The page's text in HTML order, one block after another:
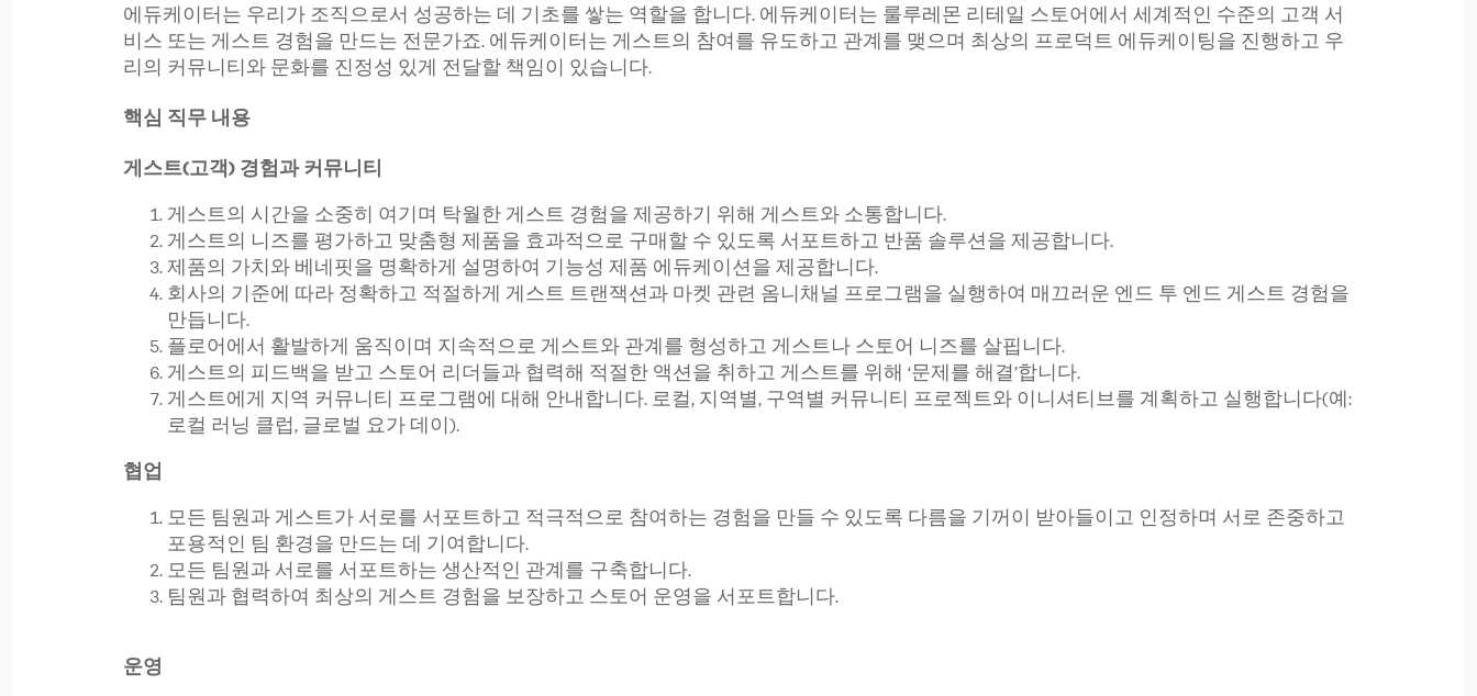
에듀케이터는 우리가 조직으로서 성공하는 데 기초를 쌓는 역할을 합니다. 에듀케이터는 룰루레몬 리테일 스토어에서 세계적인 수준의 고객 서
비스 또는 게스트 경험을 만드는 전문가죠. 에듀케이터는 게스트의 참여를 유도하고 관계를 맺으며 최상의 프로덕트 에듀케이팅을 진행하고 우
리의 커뮤니티와 문화를 진정성 있게 전달할 책임이 있습니다.
핵심 직무 내용
게스트(고객) 경험과 커뮤니티
게스트의 시간을 소중히 여기며 탁월한 게스트 경험을 제공하기 위해 게스트와 소통합니다.
게스트의 니즈를 평가하고 맞춤형 제품을 효과적으로 구매할 수 있도록 서포트하고 반품 솔루션을 제공합니다.
제품의 가치와 베네핏을 명확하게 설명하여 기능성 제품 에듀케이션을 제공합니다.
회사의 기준에 따라 정확하고 적절하게 게스트 트랜잭션과 마켓 관련 옴니채널 프로그램을 실행하여 매끄러운 엔드 투 엔드 게스트 경험을
만듭니다.
플로어에서 활발하게 움직이며 지속적으로 게스트와 관계를 형성하고 게스트나 스토어 니즈를 살핍니다.
게스트의 피드백을 받고 스토어 리더들과 협력해 적절한 액션을 취하고 게스트를 위해 ‘문제를 해결’합니다.
게스트에게 지역 커뮤니티 프로그램에 대해 안내합니다. 로컬, 지역별, 구역별 커뮤니티 프로젝트와 이니셔티브를 계획하고 실행합니다(예:
로컬 러닝 클럽, 글로벌 요가 데이).
협업
모든 팀원과 게스트가 서로를 서포트하고 적극적으로 참여하는 경험을 만들 수 있도록 다름을 기꺼이 받아들이고 인정하며 서로 존중하고
포용적인 팀 환경을 만드는 데 기여합니다.
모든 팀원과 서로를 서포트하는 생산적인 관계를 구축합니다.
팀원과 협력하여 최상의 게스트 경험을 보장하고 스토어 운영을 서포트합니다.
운영